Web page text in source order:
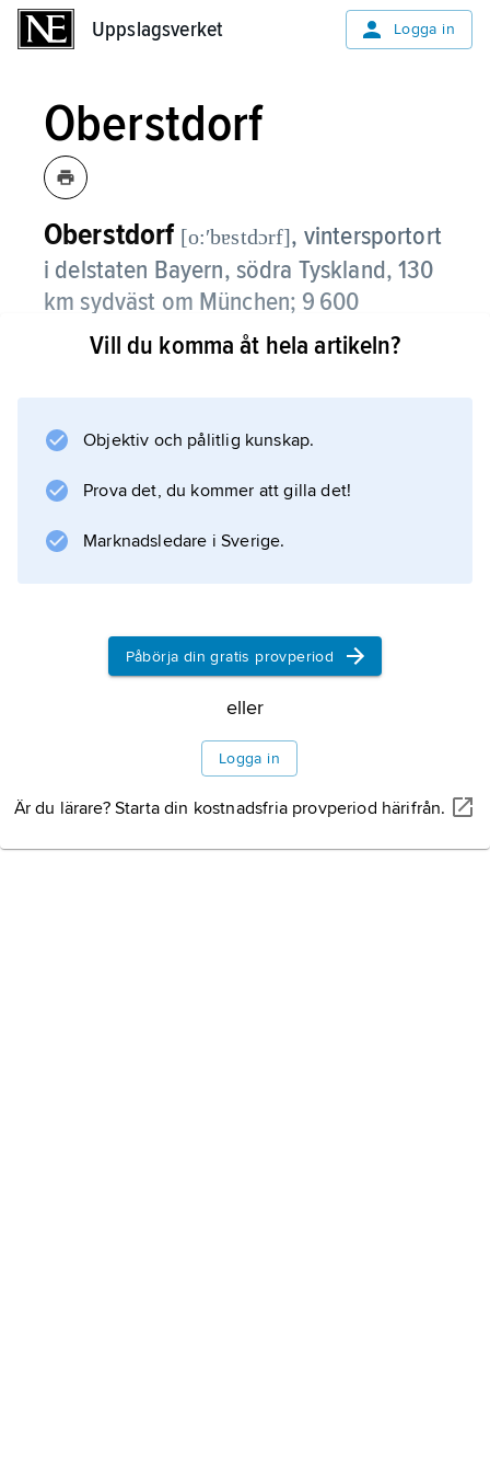
Uppslagsverket Logga in
Oberstdorf
Oberstdorf [o:ʹbɐstdɔrf], vintersportort
i delstaten Bayern, södra Tyskland, 130
km sydväst om München; 9 600
invånare (2014).
Vill du komma åt hela artikeln?
Objektiv och pålitlig kunskap.
Prova det, du kommer att gilla det!
Marknadsledare i Sverige.
Påbörja din gratis provperiod
eller
Logga in
Är du lärare? Starta din kostnadsfria provperiod härifrån.